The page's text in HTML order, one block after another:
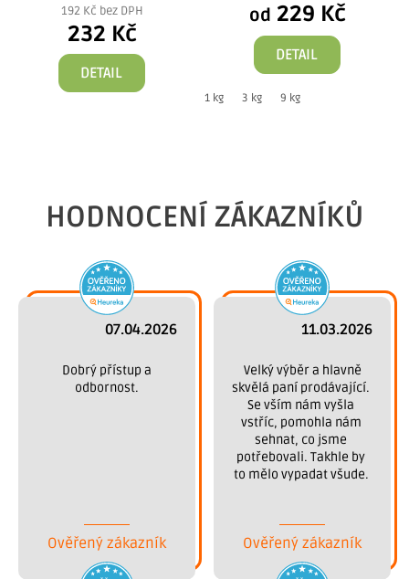
192 Kč bez DPH
232 Kč
DETAIL
od 229 Kč
DETAIL
1 kg 3 kg 9 kg
HODNOCENÍ ZÁKAZNÍKŮ
07.04.2026
odbornost.
Ověřený zákazník
11.03.2026
skvělá paní prodávající.
Se vším nám vyšla
vstříc, pomohla nám
sehnat, co jsme
potřebovali. Takhle by
to mělo vypadat všude.
Ověřený zákazník